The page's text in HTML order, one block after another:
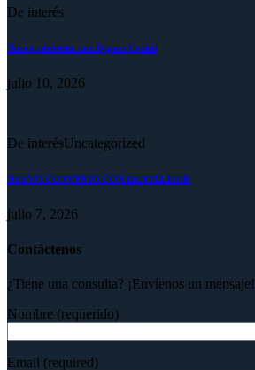
De interés
Nuevo convenio con Deport Cream
julio 10, 2026
De interésUncategorized
NUEVO CONVENIO CON DENTAL HUB
julio 7, 2026
Contáctenos
¿Tiene una consulta? ¡Envíenos un mensaje!
Nombre (requerido)
Email (required)